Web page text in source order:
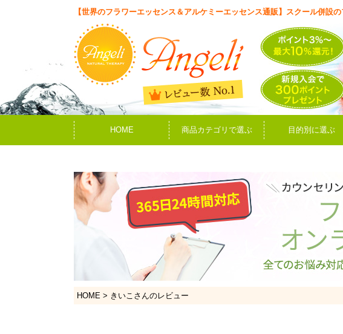
【世界のフラワーエッセンス＆アルケミーエッセンス通販】スクール併設
HOME 商品カテゴリで選ぶ 目的別に選ぶ
HOME きいこさんのレビュー